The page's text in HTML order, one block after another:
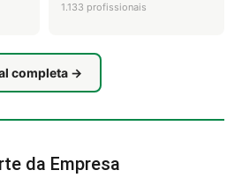
1.133 profissionais
completa →
da Empresa